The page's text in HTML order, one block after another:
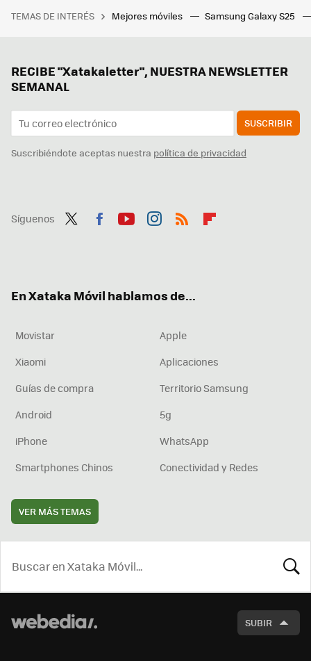
TEMAS DE INTERÉS Mejores móviles Samsung Galaxy S25
RECIBE "Xatakaletter", NUESTRA NEWSLETTER
SEMANAL
SUSCRIBIR
Suscribiéndote aceptas nuestra política de privacidad
Síguenos
En Xataka Móvil hablamos de...
Movistar
Apple
Xiaomi
Aplicaciones
Guías de compra
Territorio Samsung
Android
5g
iPhone
WhatsApp
Smartphones Chinos
Conectividad y Redes
VER MÁS TEMAS
SUBIR